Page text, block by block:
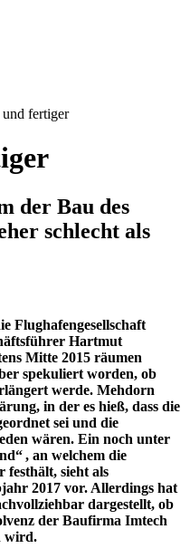
fertiger
der Bau des
schlecht als
Flughafengesellschaft
Hartmut
Mitte 2015 räumen
spekuliert worden, ob
werde. Mehdorn
in der es hieß, dass die
sei und die
wären. Ein noch unter
, an welchem die
festhält, sieht als
2017 vor. Allerdings hat
dargestellt, ob
der Baufirma Imtech
wird.